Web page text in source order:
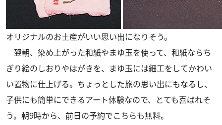
オリジナルのお土産がいい思い出になりそう。
翌朝、染め上がった和紙やまゆ玉を使って、和紙ならち
ぎり絵のしおりやはがきを、まゆ玉には細工をしてかわい
い置物に仕上げる。ちょっとした旅の思い出にもなるし、
子供にも簡単にできるアート体験なので、とても喜ばれそ
う。朝9時から、前日の予約でこちらも無料。